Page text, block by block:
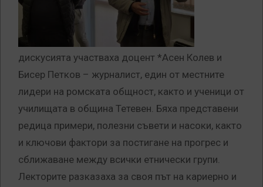
дискусията участваха доцент *Асен Колев и
Бисер Петков – журналист, един от местните
лидери на ромската общност, както и ученици от
училищата в община Тетевен. Бяха представени
редица примери, полезни съвети и насоки, както
и ключови фактори за постигане на прогрес и
сближаване между всички етнически групи.
Лекторите разказаха за своя път на кариерно и